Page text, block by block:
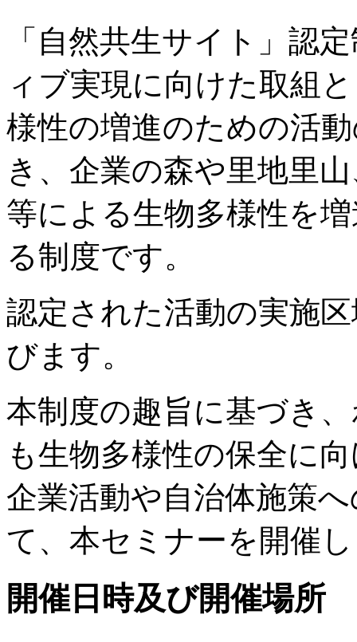
「自然共生サイト」認
ィブ実現に向けた取組
様性の増進のための活
き、企業の森や里地里
等による生物多様性を
る制度です。
認定された活動の実施
びます。
本制度の趣旨に基づき
も生物多様性の保全に
企業活動や自治体施策
て、本セミナーを開催
開催日時及び開催場所